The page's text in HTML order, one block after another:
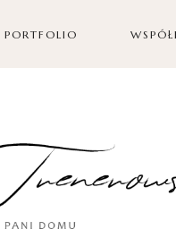
PORTFOLIO